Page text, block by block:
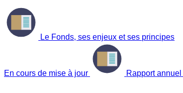
Le Fonds, ses enjeux et ses principes
En cours de mise à jour Rapport